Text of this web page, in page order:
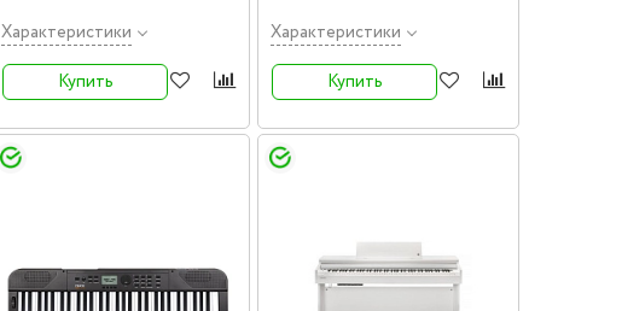
Характеристики
Купить
Характеристики
Купить